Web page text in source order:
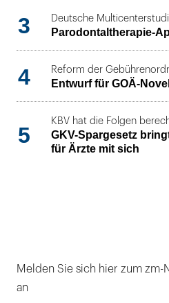
3 Deutsche
Parodontaltherapie-
4 Reform der
Entwurf für GOÄ-
5
KBV hat die Folgen
GKV-Spargesetz
für Ärzte mit sich
Melden Sie sich hier zum zm-
an